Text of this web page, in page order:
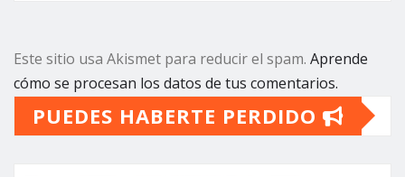
Este sitio usa Akismet para reducir el spam. Aprende
cómo se procesan los datos de tus comentarios.
PUEDES HABERTE PERDIDO